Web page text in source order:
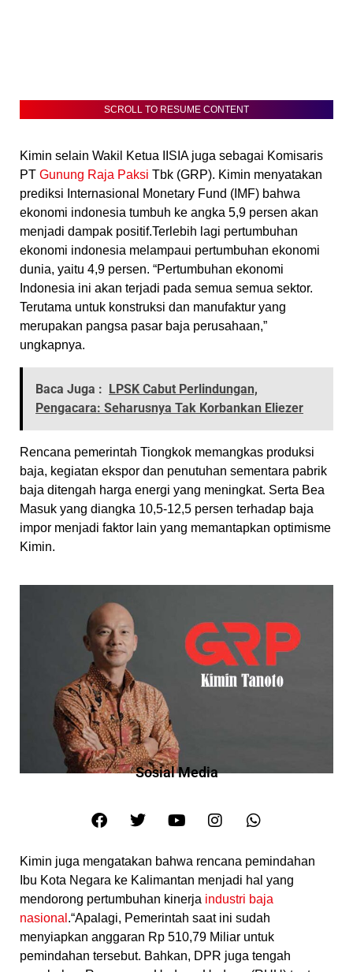
SCROLL TO RESUME CONTENT
Kimin selain Wakil Ketua IISIA juga sebagai Komisaris
PT Gunung Raja Paksi Tbk (GRP). Kimin menyatakan
prediksi Internasional Monetary Fund (IMF) bahwa
ekonomi indonesia tumbuh ke angka 5,9 persen akan
menjadi dampak positif.Terlebih lagi pertumbuhan
ekonomi indonesia melampaui pertumbuhan ekonomi
dunia, yaitu 4,9 persen. “Pertumbuhan ekonomi
Indonesia ini akan terjadi pada semua semua sektor.
Terutama untuk konstruksi dan manufaktur yang
merupakan pangsa pasar baja perusahaan,”
ungkapnya.
Baca Juga :
LPSK Cabut Perlindungan,
Pengacara: Seharusnya Tak Korbankan Eliezer
Rencana pemerintah Tiongkok memangkas produksi
baja, kegiatan ekspor dan penutuhan sementara pabrik
baja ditengah harga energi yang meningkat. Serta Bea
Masuk yang diangka 10,5-12,5 persen terhadap baja
impor menjadi faktor lain yang memantapkan optimisme
Kimin.
Sosial Media
Kimin juga mengatakan bahwa rencana pemindahan
Ibu Kota Negara ke Kalimantan menjadi hal yang
mendorong pertumbuhan kinerja industri baja
nasional .“Apalagi, Pemerintah saat ini sudah
menyiapkan anggaran Rp 510,79 Miliar untuk
pemindahan tersebut. Bahkan, DPR juga tengah